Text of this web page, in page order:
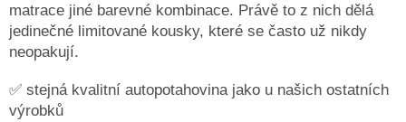
matrace jiné barevné kombinace. Právě to z nich dělá
jedinečné limitované kousky, které se často už nikdy
neopakují.
✅ stejná kvalitní autopotahovina jako u našich ostatních
výrobků